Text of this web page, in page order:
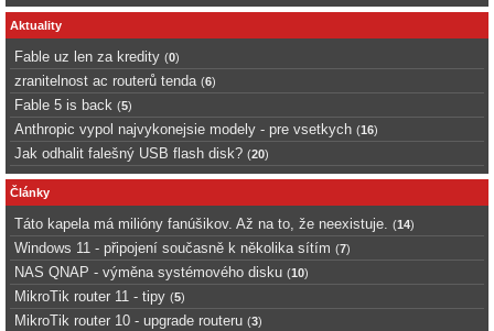
Aktuality
Fable uz len za kredity (0)
zranitelnost ac routerů tenda (6)
Fable 5 is back (5)
Anthropic vypol najvykonejsie modely - pre vsetkych (16)
Jak odhalit falešný USB flash disk? (20)
Články
Táto kapela má milióny fanúšikov. Až na to, že neexistuje. (14)
Windows 11 - připojení současně k několika sítím (7)
NAS QNAP - výměna systémového disku (10)
MikroTik router 11 - tipy (5)
MikroTik router 10 - upgrade routeru (3)